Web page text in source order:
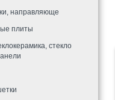
направляюще
плиты
стекло